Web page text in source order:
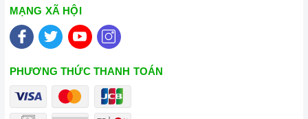
MẠNG XÃ HỘI
PHƯƠNG THỨC THANH TOÁN